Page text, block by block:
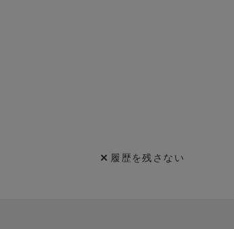
履歴を残さない